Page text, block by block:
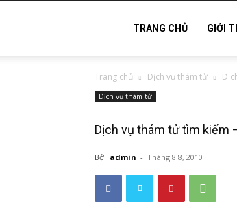
tử
Hải
Phòng,
TRANG CHỦ GIỚI
Trang chủ Dịch vụ thám tử
Dịch vụ thám tử
Dịch vụ thám tử tìm kiếm
Bởi admin - Tháng 8 8, 2010